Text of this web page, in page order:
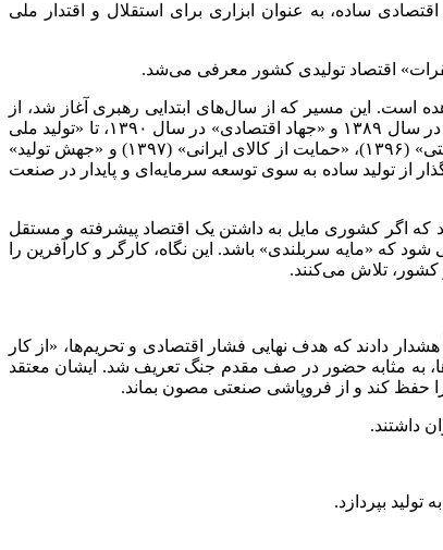
ساده، به عنوان ابزاری برای استقلال و اقتدار ملی
فقرات» اقتصاد تولیدی کشور معرفی می‌شد.
است. این مسیر که از سال‌های ابتدایی رهبری آغاز شد، از
سال ۱۳۸۷ رویکردی عمیقاً اقتصادی یافت تا در برابر فشارهای خارجی، مقاومتی سازمان‌یافته ایجاد کند. از شعار «همت مضاعف، کار مضاعف» در سال ۱۳۸۹ و «جهاد اقتصادی» در سال ۱۳۹۰، تا «تولید ملی
و حمایت از کار و سرمایه ایرانی» در سال ۱۳۹۱، همگی گام‌هایی در جهت بومی‌سازی اقتصاد بود. این مسیر در سال‌های گذشته با «اقتصاد مقاومتی» (۱۳۹۶)، «حمایت از کالای ایرانی» (۱۳۹۷) و «جهش تولید»
شعاری که نشان‌دهنده گذار از تولید ساده به سوی توسعه سرمایه‌ای و پایدار در صنعت
که اگر کشوری مایل به داشتن یک اقتصاد پیشرفته و مستقل
که «مایه سربلندی» باشد. این نگاه، کارگر و کارآفرین را
کشور، تلاش می‌کنند.
دادند که هدف نهایی فشار اقتصادی و تحریم‌ها، «از کار
به مثابه حضور در صف مقدم جنگ تعریف شد. ایشان معتقد
حفظ کند و از فروپاشی صنعتی مصون بماند.
بپردازد.